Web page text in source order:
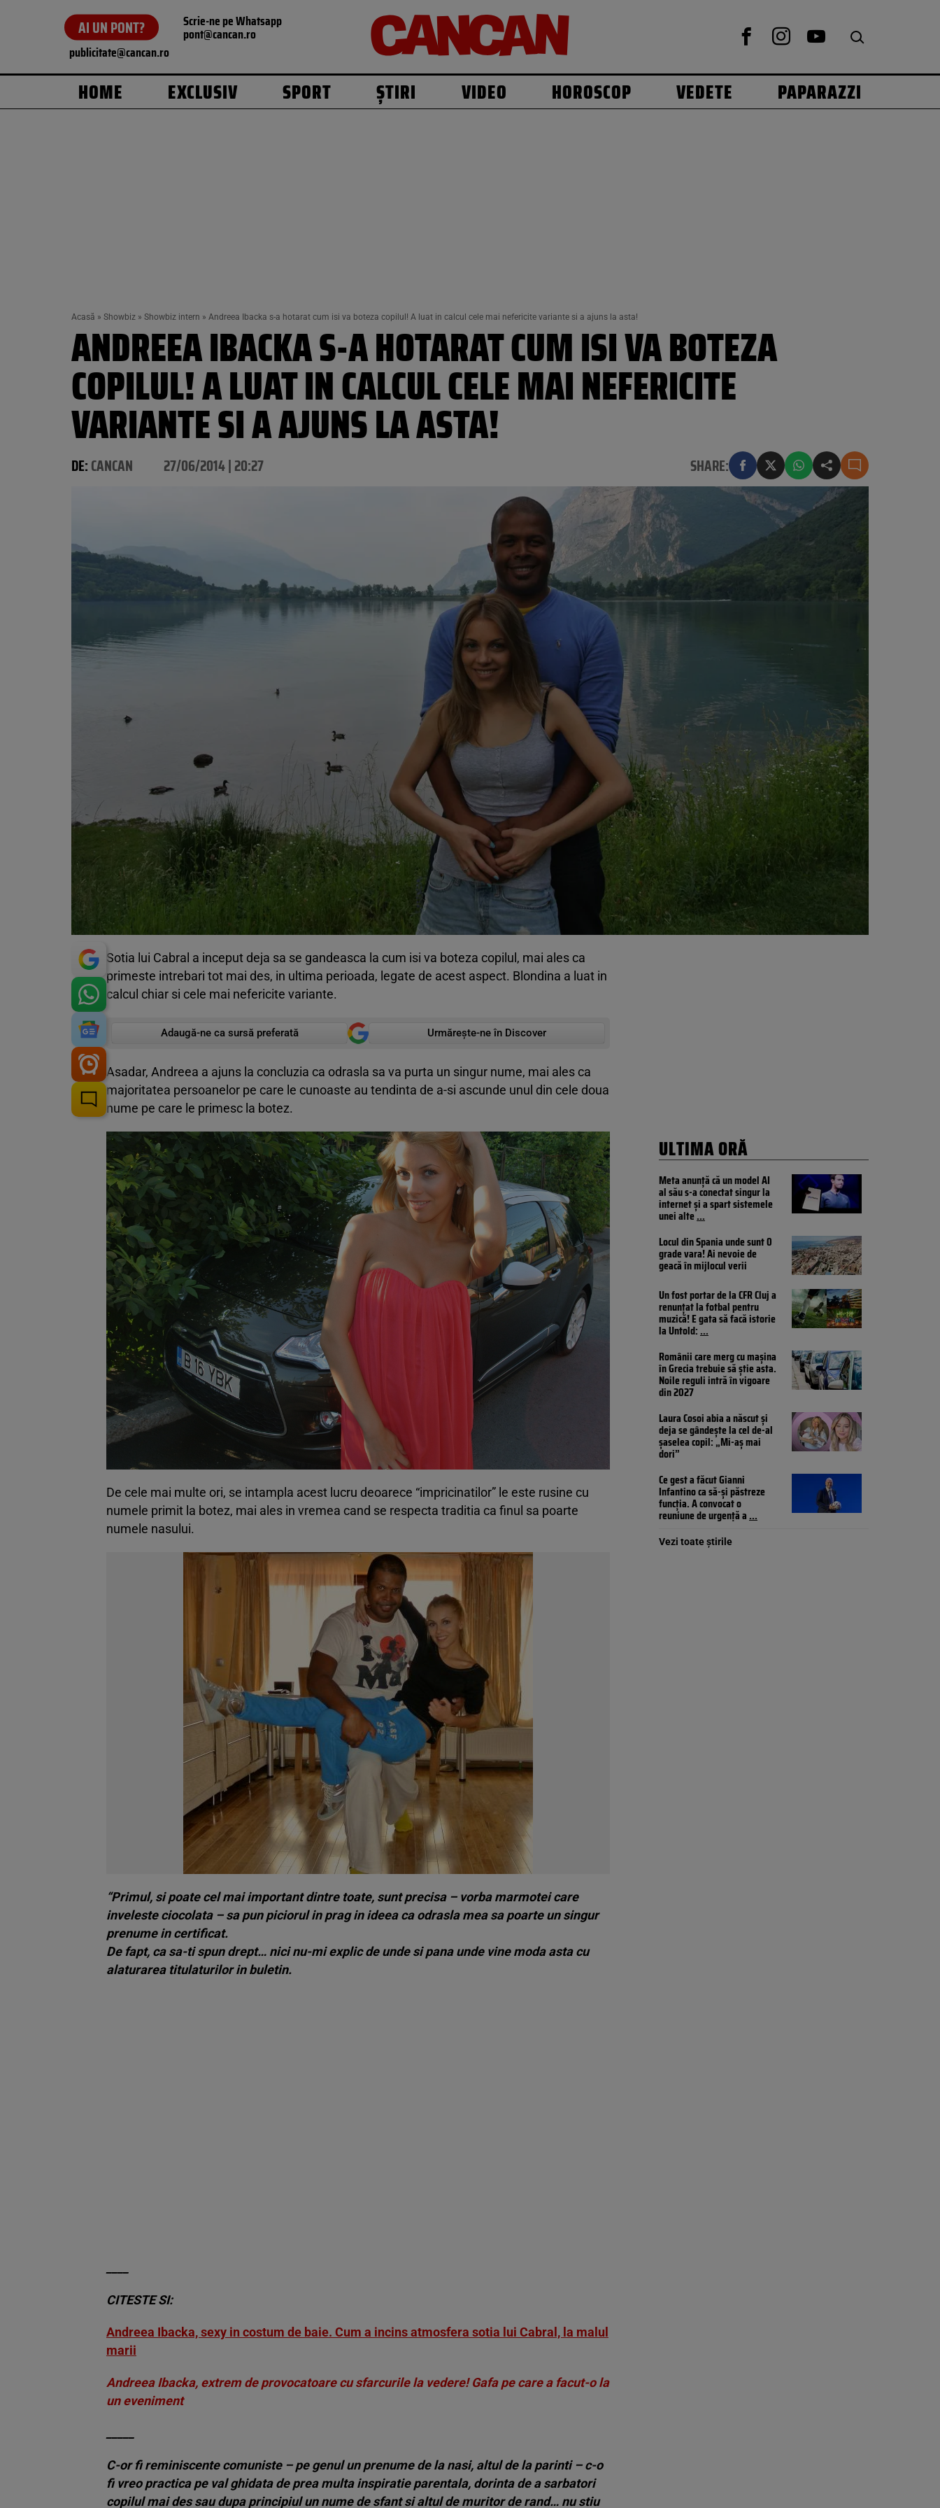
AI UN PONT? Scrie-ne pe Whatsapp
pont@cancan.ro
publicitate@cancan.ro
HOME EXCLUSIV SPORT ȘTIRI VIDEO HOROSCOP VEDETE PAPARAZZI
Acasă » Showbiz » Showbiz intern » Andreea Ibacka s-a hotarat cum isi va boteza copilul! A luat in calcul cele mai nefericite variante si a ajuns la asta!
ANDREEA IBACKA S-A HOTARAT CUM ISI VA BOTEZA
COPILUL! A LUAT IN CALCUL CELE MAI NEFERICITE
VARIANTE SI A AJUNS LA ASTA!
DE:CANCAN 27/06/2014 | 20:27 SHARE:
Sotia lui Cabral a inceput deja sa se gandeasca la cum isi va boteza copilul, mai ales ca
primeste intrebari tot mai des, in ultima perioada, legate de acest aspect. Blondina a luat in
calcul chiar si cele mai nefericite variante.
Adaugă-ne ca sursă preferată Urmărește-ne în Discover
Asadar, Andreea a ajuns la concluzia ca odrasla sa va purta un singur nume, mai ales ca
majoritatea persoanelor pe care le cunoaste au tendinta de a-si ascunde unul din cele doua
nume pe care le primesc la botez.
De cele mai multe ori, se intampla acest lucru deoarece “impricinatilor” le este rusine cu
numele primit la botez, mai ales in vremea cand se respecta traditia ca finul sa poarte
numele nasului.
“Primul, si poate cel mai important dintre toate, sunt precisa – vorba marmotei care
inveleste ciocolata – sa pun piciorul in prag in ideea ca odrasla mea sa poarte un singur
prenume in certificat.
De fapt, ca sa-ti spun drept… nici nu-mi explic de unde si pana unde vine moda asta cu
alaturarea titulaturilor in buletin.
CITESTE SI:
Andreea Ibacka, sexy in costum de baie. Cum a incins atmosfera sotia lui Cabral, la malul
marii
Andreea Ibacka, extrem de provocatoare cu sfarcurile la vedere! Gafa pe care a facut-o la
un eveniment
C-or fi reminiscente comuniste – pe genul un prenume de la nasi, altul de la parinti – c-o
fi vreo practica pe val ghidata de prea multa inspiratie parentala, dorinta de a sarbatori
copilul mai des sau dupa principiul un nume de sfant si altul de muritor de rand… nu stiu
ULTIMA ORĂ
Meta anunță că un model AI
al său s-a conectat singur la
internet și a spart sistemele
unei alte...
Locul din Spania unde sunt 0
grade vara! Ai nevoie de
geacă în mijlocul verii
Un fost portar de la CFR Cluj a
renunțat la fotbal pentru
muzică! E gata să facă istorie
la Untold:...
Românii care merg cu mașina
în Grecia trebuie să știe asta.
Noile reguli intră în vigoare
din 2027
Laura Cosoi abia a născut și
deja se gândește la cel de-al
șaselea copil: „Mi-aș mai
dori”
Ce gest a făcut Gianni
Infantino ca să-și păstreze
funcția. A convocat o
reuniune de urgență a...
Vezi toate știrile